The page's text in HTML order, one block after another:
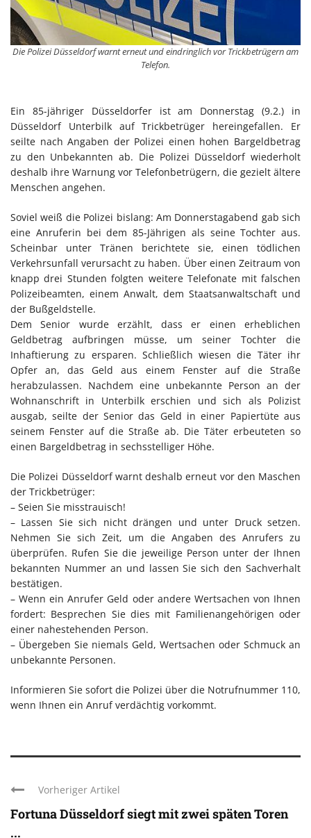
Die Polizei Düsseldorf warnt erneut und eindringlich vor Trickbetrügern am
Telefon.
Ein 85-jähriger Düsseldorfer ist am Donnerstag (9.2.) in
Düsseldorf Unterbilk auf Trickbetrüger hereingefallen. Er
seilte nach Angaben der Polizei einen hohen Bargeldbetrag
zu den Unbekannten ab. Die Polizei Düsseldorf wiederholt
deshalb ihre Warnung vor Telefonbetrügern, die gezielt ältere
Menschen angehen.
Soviel weiß die Polizei bislang: Am Donnerstagabend gab sich
eine Anruferin bei dem 85-Jährigen als seine Tochter aus.
Scheinbar unter Tränen berichtete sie, einen tödlichen
Verkehrsunfall verursacht zu haben. Über einen Zeitraum von
knapp drei Stunden folgten weitere Telefonate mit falschen
Polizeibeamten, einem Anwalt, dem Staatsanwaltschaft und
der Bußgeldstelle.
Dem Senior wurde erzählt, dass er einen erheblichen
Geldbetrag aufbringen müsse, um seiner Tochter die
Inhaftierung zu ersparen. Schließlich wiesen die Täter ihr
Opfer an, das Geld aus einem Fenster auf die Straße
herabzulassen. Nachdem eine unbekannte Person an der
Wohnanschrift in Unterbilk erschien und sich als Polizist
ausgab, seilte der Senior das Geld in einer Papiertüte aus
seinem Fenster auf die Straße ab. Die Täter erbeuteten so
einen Bargeldbetrag in sechsstelliger Höhe.
Die Polizei Düsseldorf warnt deshalb erneut vor den Maschen
der Trickbetrüger:
– Seien Sie misstrauisch!
– Lassen Sie sich nicht drängen und unter Druck setzen.
Nehmen Sie sich Zeit, um die Angaben des Anrufers zu
überprüfen. Rufen Sie die jeweilige Person unter der Ihnen
bekannten Nummer an und lassen Sie sich den Sachverhalt
bestätigen.
– Wenn ein Anrufer Geld oder andere Wertsachen von Ihnen
fordert: Besprechen Sie dies mit Familienangehörigen oder
einer nahestehenden Person.
– Übergeben Sie niemals Geld, Wertsachen oder Schmuck an
unbekannte Personen.
Informieren Sie sofort die Polizei über die Notrufnummer 110,
wenn Ihnen ein Anruf verdächtig vorkommt.
Vorheriger Artikel
Fortuna Düsseldorf siegt mit zwei späten Toren
...